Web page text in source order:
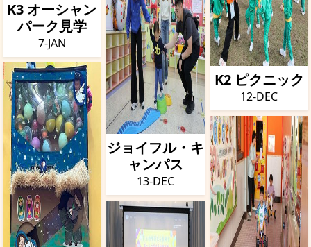
K3 オーシャン
パーク見学
7-JAN
ジョイフル・キ
ャンパス
13-DEC
K2 ピクニック
12-DEC